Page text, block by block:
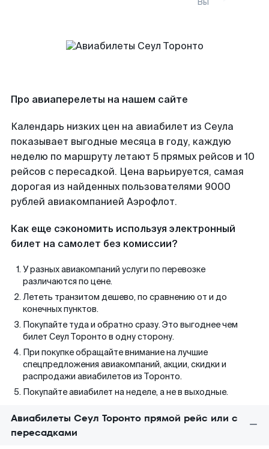
Про авиаперелеты на нашем сайте
Календарь низких цен на авиабилет из Сеула
показывает выгодные месяца в году, каждую
неделю по маршруту летают 5 прямых рейсов и 10
рейсов с пересадкой. Цена варьируется, самая
дорогая из найденных пользователями 9000
рублей авиакомпанией Аэрофлот.
Как еще сэкономить используя электронный
билет на самолет без комиссии?
У разных авиакомпаний услуги по перевозке
различаются по цене.
Лететь транзитом дешево, по сравнению от и до
конечных пунктов.
Покупайте туда и обратно сразу. Это выгоднее чем
билет Сеул Торонто в одну сторону.
При покупке обращайте внимание на лучшие
спецпредложения авиакомпаний, акции, скидки и
распродажи авиабилетов из Торонто.
Покупайте авиабилет на неделе, а не в выходные.
Авиабилеты Сеул Торонто прямой рейс или с
пересадками